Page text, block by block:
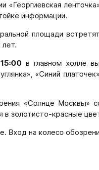
«Георгиевская
информации.
площади
в главном холле
«Синий
«Солнце Москвы»
в золотисто-красные
Вход на колесо